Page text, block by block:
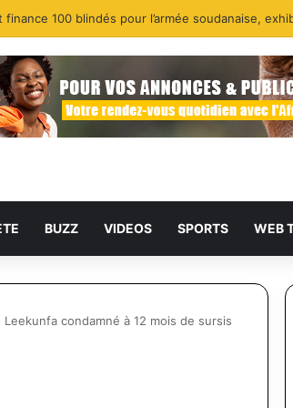
BUZZ VIDEOS SPORTS WEB
condamné à 12 mois de sursis